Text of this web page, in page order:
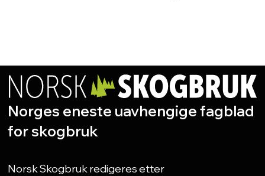
Norges eneste uavhengige fagblad
for skogbruk
Norsk Skogbruk redigeres etter